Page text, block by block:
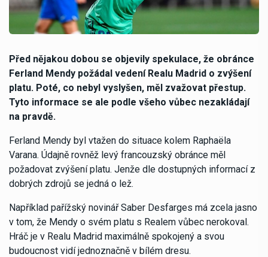
Před nějakou dobou se objevily spekulace, že obránce
Ferland Mendy požádal vedení Realu Madrid o zvýšení
platu. Poté, co nebyl vyslyšen, měl zvažovat přestup.
Tyto informace se ale podle všeho vůbec nezakládají
na pravdě.
Ferland Mendy byl vtažen do situace kolem Raphaëla
Varana. Údajně rovněž levý francouzský obránce měl
požadovat zvýšení platu. Jenže dle dostupných informací z
dobrých zdrojů se jedná o lež.
Například pařížský novinář Saber Desfarges má zcela jasno
v tom, že Mendy o svém platu s Realem vůbec nerokoval.
Hráč je v Realu Madrid maximálně spokojený a svou
budoucnost vidí jednoznačně v bílém dresu.